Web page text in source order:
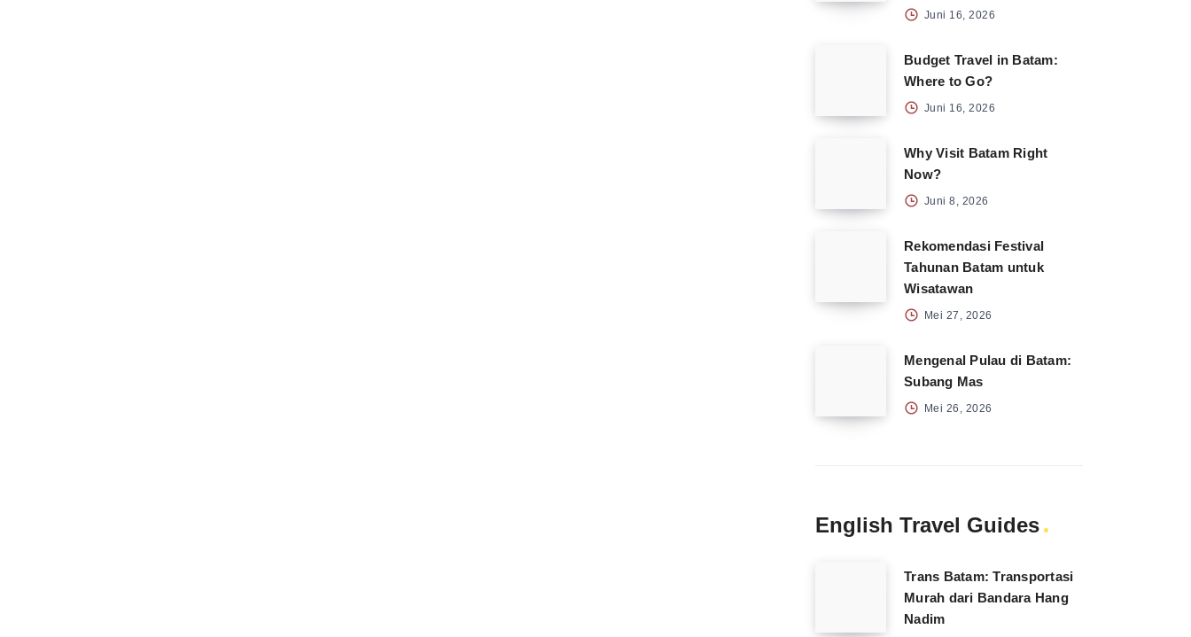
Juni 16, 2026
Budget Travel in Batam:
Where to Go?
Juni 16, 2026
Why Visit Batam Right
Now?
Juni 8, 2026
Rekomendasi Festival
Tahunan Batam untuk
Wisatawan
Mei 27, 2026
Mengenal Pulau di Batam:
Subang Mas
Mei 26, 2026
English Travel Guides
Trans Batam: Transportasi
Murah dari Bandara Hang
Nadim